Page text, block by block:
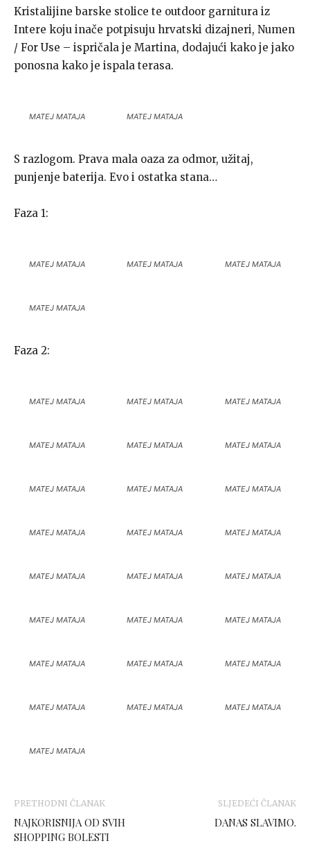
Kristalijine barske stolice te outdoor garnitura iz
Intere koju inače potpisuju hrvatski dizajneri, Numen
/ For Use – ispričala je Martina, dodajući kako je jako
ponosna kako je ispala terasa.
MATEJ MATAJA MATEJ MATAJA
S razlogom. Prava mala oaza za odmor, užitaj,
punjenje baterija. Evo i ostatka stana…
Faza 1:
MATEJ MATAJA MATEJ MATAJA MATEJ MATAJA
MATEJ MATAJA
Faza 2:
MATEJ MATAJA MATEJ MATAJA MATEJ MATAJA
MATEJ MATAJA MATEJ MATAJA MATEJ MATAJA
MATEJ MATAJA MATEJ MATAJA MATEJ MATAJA
MATEJ MATAJA MATEJ MATAJA MATEJ MATAJA
MATEJ MATAJA MATEJ MATAJA MATEJ MATAJA
MATEJ MATAJA MATEJ MATAJA MATEJ MATAJA
MATEJ MATAJA MATEJ MATAJA MATEJ MATAJA
MATEJ MATAJA MATEJ MATAJA MATEJ MATAJA
MATEJ MATAJA
PRETHODNI ČLANAK
NAJKORISNIJA OD SVIH
SHOPPING BOLESTI
SLJEDEĆI ČLANAK
DANAS SLAVIMO.